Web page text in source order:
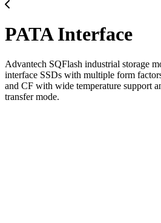
PATA Interface
Advantech SQFlash industrial storage
interface SSDs with multiple form
and CF with wide temperature support
transfer mode.